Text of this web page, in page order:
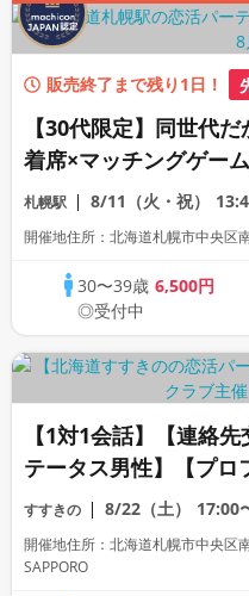
販売終了まで残り1日！
【30代限定】同世代
着席×マッチングゲー
ン
札幌駅 8/11（火・祝）
開催地住所：北海道札幌市中央区
30〜39歳6,500円
◎受付中
【1対1会話】【連絡
テータス男性】【プロ
ップリングなし】初め
方も安心です◇プライ
クラブ
すすきの 8/22（土） 17:00
開催地住所：北海道札幌市中央区
SAPPORO